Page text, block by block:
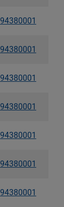
94380001
94380001
94380001
94380001
94380001
94380001
94380001